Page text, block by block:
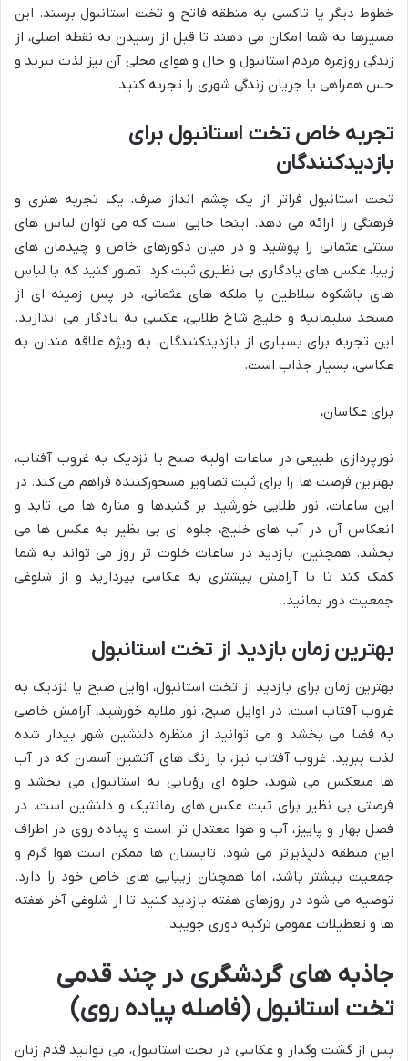
خطوط دیگر یا تاکسی به منطقه فاتح و تخت استانبول برسند. این
مسیرها به شما امکان می دهند تا قبل از رسیدن به نقطه اصلی، از
زندگی روزمره مردم استانبول و حال و هوای محلی آن نیز لذت ببرید و
حس همراهی با جریان زندگی شهری را تجربه کنید.
تجربه خاص تخت استانبول برای
بازدیدکنندگان
تخت استانبول فراتر از یک چشم انداز صرف، یک تجربه هنری و
فرهنگی را ارائه می دهد. اینجا جایی است که می توان لباس های
سنتی عثمانی را پوشید و در میان دکورهای خاص و چیدمان های
زیبا، عکس های یادگاری بی نظیری ثبت کرد. تصور کنید که با لباس
های باشکوه سلاطین یا ملکه های عثمانی، در پس زمینه ای از
مسجد سلیمانیه و خلیج شاخ طلایی، عکسی به یادگار می اندازید.
این تجربه برای بسیاری از بازدیدکنندگان، به ویژه علاقه مندان به
عکاسی، بسیار جذاب است.
برای عکاسان،
نورپردازی طبیعی در ساعات اولیه صبح یا نزدیک به غروب آفتاب،
بهترین فرصت ها را برای ثبت تصاویر مسحورکننده فراهم می کند. در
این ساعات، نور طلایی خورشید بر گنبدها و مناره ها می تابد و
انعکاس آن در آب های خلیج، جلوه ای بی نظیر به عکس ها می
بخشد. همچنین، بازدید در ساعات خلوت تر روز می تواند به شما
کمک کند تا با آرامش بیشتری به عکاسی بپردازید و از شلوغی
جمعیت دور بمانید.
بهترین زمان بازدید از تخت استانبول
بهترین زمان برای بازدید از تخت استانبول، اوایل صبح یا نزدیک به
غروب آفتاب است. در اوایل صبح، نور ملایم خورشید، آرامش خاصی
به فضا می بخشد و می توانید از منظره دلنشین شهر بیدار شده
لذت ببرید. غروب آفتاب نیز، با رنگ های آتشین آسمان که در آب
ها منعکس می شوند، جلوه ای رؤیایی به استانبول می بخشد و
فرصتی بی نظیر برای ثبت عکس های رمانتیک و دلنشین است. در
فصل بهار و پاییز، آب و هوا معتدل تر است و پیاده روی در اطراف
این منطقه دلپذیرتر می شود. تابستان ها ممکن است هوا گرم و
جمعیت بیشتر باشد، اما همچنان زیبایی های خاص خود را دارد.
توصیه می شود در روزهای هفته بازدید کنید تا از شلوغی آخر هفته
ها و تعطیلات عمومی ترکیه دوری جویید.
جاذبه های گردشگری در چند قدمی
تخت استانبول (فاصله پیاده روی)
پس از گشت وگذار و عکاسی در تخت استانبول، می توانید قدم زنان